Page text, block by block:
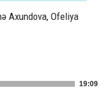
Axundova, Ofeliya
19:09